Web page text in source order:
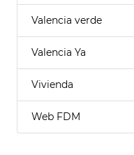
Valencia verde
Valencia Ya
Vivienda
Web FDM